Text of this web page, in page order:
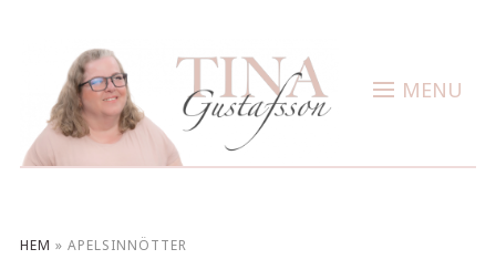
MENU
HEM » APELSINNÖTTER